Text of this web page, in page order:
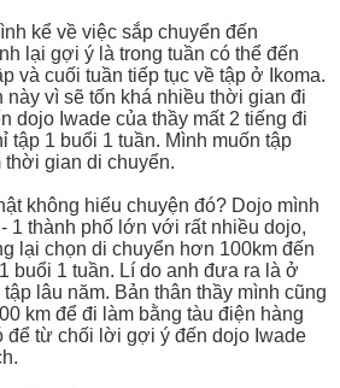
kể về việc sắp chuyển đến
lại gợi ý là trong tuần có thể đến
và cuối tuần tiếp tục về tập ở Ikoma.
này vì sẽ tốn khá nhiều thời gian đi
dojo Iwade của thầy mất 2 tiếng đi
tập 1 buổi 1 tuần. Mình muốn tập
gian di chuyển.
không hiểu chuyện đó? Dojo mình
1 thành phố lớn với rất nhiều dojo,
lại chọn di chuyển hơn 100km đến
buổi 1 tuần. Lí do anh đưa ra là ở
lâu năm. Bản thân thầy mình cũng
km để đi làm bằng tàu điện hàng
để từ chối lời gợi ý đến dojo Iwade